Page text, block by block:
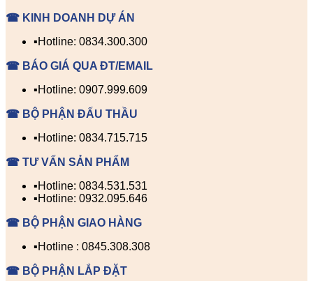
☎ KINH DOANH DỰ ÁN
▪️Hotline: 0834.300.300
☎ BÁO GIÁ QUA ĐT/EMAIL
▪️Hotline: 0907.999.609
☎ BỘ PHẬN ĐẤU THẦU
▪️Hotline: 0834.715.715
☎ TƯ VẤN SẢN PHẨM
▪️Hotline: 0834.531.531
▪️Hotline: 0932.095.646
☎ BỘ PHẬN GIAO HÀNG
▪️Hotline : 0845.308.308
☎ BỘ PHẬN LẮP ĐẶT